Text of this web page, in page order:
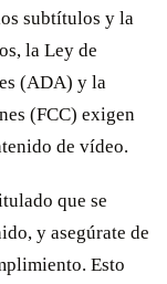
subtítulos y la
la Ley de
(ADA) y la
(FCC) exigen
de vídeo.
que se
y asegúrate de
Esto